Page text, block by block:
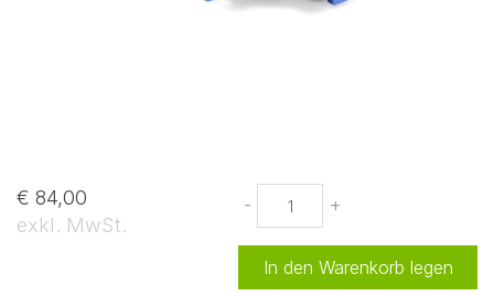
€ 84,00
exkl. MwSt.
- +
In den Warenkorb legen